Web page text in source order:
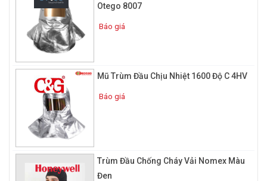
Otego 8007
Báo giá
Mũ Trùm Đầu Chịu Nhiệt 1600 Độ C 4HV
Báo giá
Trùm Đầu Chống Cháy Vải Nomex Màu
Đen